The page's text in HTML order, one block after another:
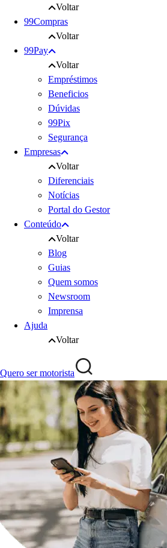
Voltar
99Compras
Voltar
99Pay
Voltar
Empréstimos
Beneficios
Dúvidas
99Pix
Segurança
Empresas
Voltar
Diferenciais
Notícias
Portal do Gestor
Conteúdo
Voltar
Blog
Guias
Quem somos
Newsroom
Imprensa
Ajuda
Voltar
Quero ser motorista